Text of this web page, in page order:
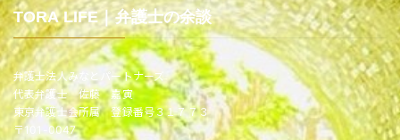
TORA LIFE｜弁護士の余談
弁護士法人みなとパートナーズ
代表弁護士 佐藤 嘉寅
東京弁護士会所属 登録番号３１７７３
〒101-0047